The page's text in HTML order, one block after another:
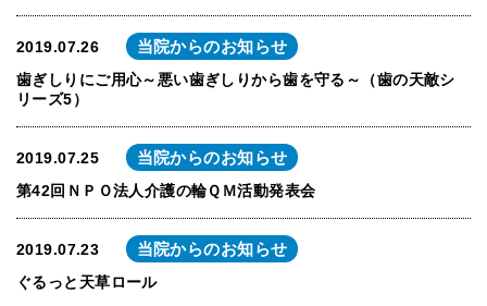
2019.07.26 当院からのお知らせ
歯ぎしりにご用心～悪い歯ぎしりから歯を守る～（歯の天敵シ
リーズ5）
2019.07.25 当院からのお知らせ
第42回ＮＰＯ法人介護の輪ＱＭ活動発表会
2019.07.23 当院からのお知らせ
ぐるっと天草ロール